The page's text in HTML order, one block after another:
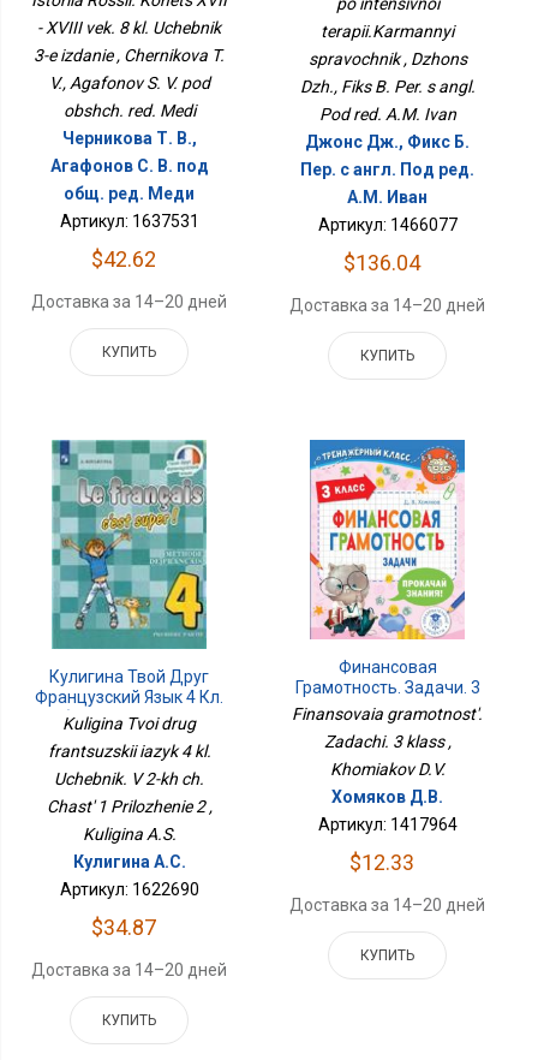
- XVIII vek. 8 kl. Uchebnik
3-e izdanie , Chernikova T.
V., Agafonov S. V. pod
obshch. red. Medi
Черникова Т. В.,
Агафонов С. В. под
общ. ред. Меди
Артикул: 1637531
$42.62
Доставка за 14–20 дней
КУПИТЬ
Справочник
po intensivnoi
terapii.Karmannyi
spravochnik , Dzhons
Dzh., Fiks B. Per. s angl.
Pod red. A.M. Ivan
Джонс Дж., Фикс Б.
Пер. с англ. Под ред.
А.М. Иван
Артикул: 1466077
$136.04
Доставка за 14–20 дней
КУПИТЬ
Кулигина Твой Друг
Французский Язык 4 Кл.
Учебник. В 2-Х Ч. Часть 1
Приложение 2
Kuligina Tvoi drug
frantsuzskii iazyk 4 kl.
Uchebnik. V 2-kh ch.
Chast' 1 Prilozhenie 2 ,
Kuligina A.S.
Кулигина А.С.
Артикул: 1622690
$34.87
Доставка за 14–20 дней
КУПИТЬ
Финансовая
Грамотность. Задачи. 3
Класс
Finansovaia gramotnost'.
Zadachi. 3 klass ,
Khomiakov D.V.
Хомяков Д.В.
Артикул: 1417964
$12.33
Доставка за 14–20 дней
КУПИТЬ